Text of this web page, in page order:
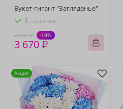
Букет-гигант "Загляденье"
В наличии
4 080 ₽ -10%
3 670 ₽
Акция